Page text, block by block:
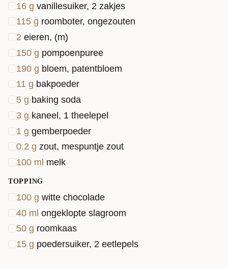
16 g vanillesuiker, 2 zakjes
115 g roomboter, ongezouten
2 eieren, (m)
150 g pompoenpuree
190 g bloem, patentbloem
11 g bakpoeder
5 g baking soda
3 g kaneel, 1 theelepel
1 g gemberpoeder
0.2 g zout, mespuntje zout
100 ml melk
TOPPING
100 g witte chocolade
40 ml ongeklopte slagroom
50 g roomkaas
15 g poedersuiker, 2 eetlepels